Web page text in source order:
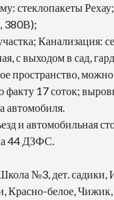
стеклопакеты Рехау;
380В);
Канализация:
с выходом в сад,
пространство,
17 соток;
автомобиля.
и автомобильная
44 ДЗФС.
№3, дет.
Красно-белое,